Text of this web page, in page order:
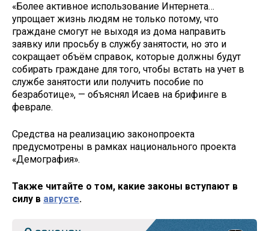
«Более активное использование Интернета…
упрощает жизнь людям не только потому, что
граждане смогут не выходя из дома направить
заявку или просьбу в службу занятости, но это и
сокращает объём справок, которые должны будут
собирать граждане для того, чтобы встать на учет в
службе занятости или получить пособие по
безработице», — объяснял Исаев на брифинге в
феврале.
Средства на реализацию законопроекта
предусмотрены в рамках национального проекта
«Демография».
Также читайте о том, какие законы вступают в
силу в августе.